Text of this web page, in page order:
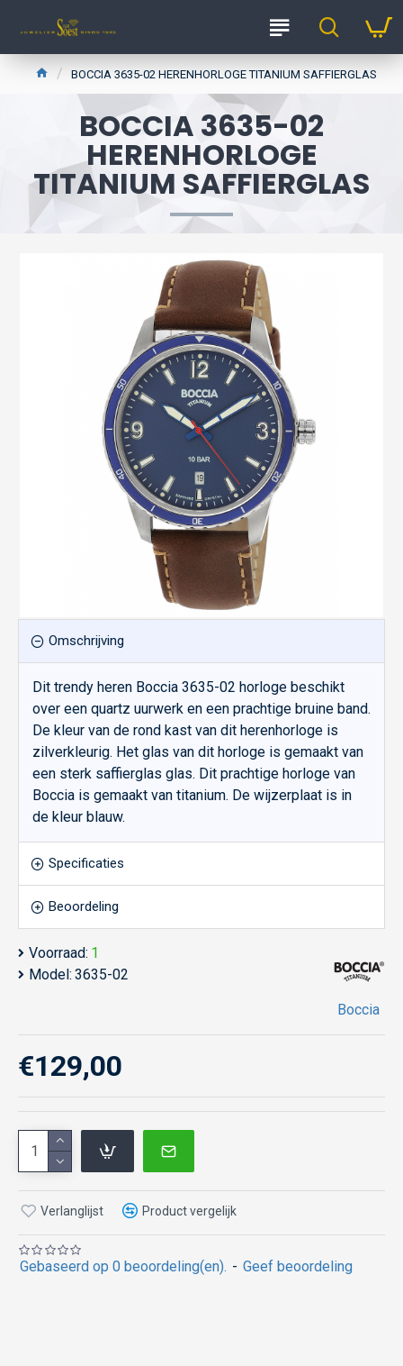
BOCCIA 3635-02 HERENHORLOGE TITANIUM SAFFIERGLAS
BOCCIA 3635-02
HERENHORLOGE
TITANIUM SAFFIERGLAS
Omschrijving
Dit trendy heren Boccia 3635-02 horloge beschikt
over een quartz uurwerk en een prachtige bruine band.
De kleur van de rond kast van dit herenhorloge is
zilverkleurig. Het glas van dit horloge is gemaakt van
een sterk saffierglas glas. Dit prachtige horloge van
Boccia is gemaakt van titanium. De wijzerplaat is in
de kleur blauw.
Specificaties
Beoordeling
Voorraad: 1
Model: 3635-02
Boccia
Gebaseerd op 0 beoordeling(en). - Geef beoordeling
€129,00
Verlanglijst Product vergelijk